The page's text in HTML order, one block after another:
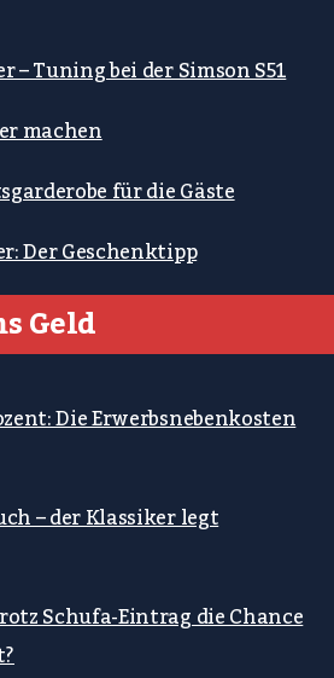
Tuning bei der Simson S51
machen
für die Gäste
Der Geschenktipp
Geld
Die Erwerbsnebenkosten
– der Klassiker legt
Schufa-Eintrag die Chance